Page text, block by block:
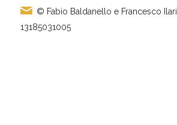
© Fabio Baldanello e Francesco Ilari
13185031005